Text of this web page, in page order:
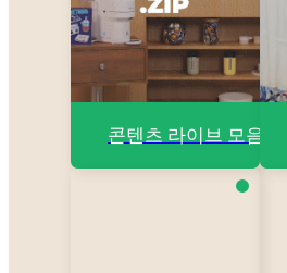
콘텐츠 라이브 모음.ZIP